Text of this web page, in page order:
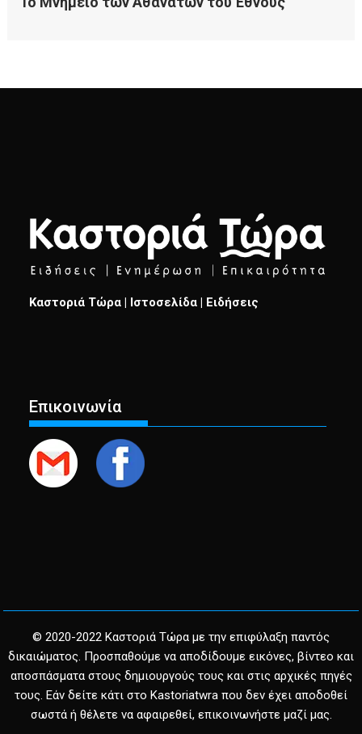
Καστοριά Τώρα | Ιστοσελίδα | Ειδήσεις
Επικοινωνία
© 2020-2022 Καστοριά Τώρα με την επιφύλαξη παντός
δικαιώματος. Προσπαθούμε να αποδίδουμε εικόνες, βίντεο και
αποσπάσματα στους δημιουργούς τους και στις αρχικές πηγές
τους. Εάν δείτε κάτι στο Kastoriatwra που δεν έχει αποδοθεί
σωστά ή θέλετε να αφαιρεθεί, επικοινωνήστε μαζί μας.